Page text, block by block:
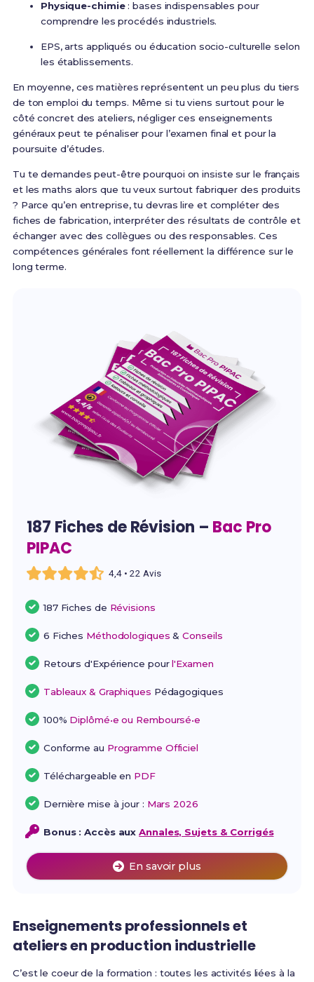
Physique-chimie: bases indispensables pour
comprendre les procédés industriels.
EPS, arts appliqués ou éducation socio-culturelle selon
les établissements.
En moyenne, ces matières représentent un peu plus du tiers
de ton emploi du temps. Même si tu viens surtout pour le
côté concret des ateliers, négliger ces enseignements
généraux peut te pénaliser pour l’examen final et pour la
poursuite d’études.
Tu te demandes peut-être pourquoi on insiste sur le français
et les maths alors que tu veux surtout fabriquer des produits
? Parce qu’en entreprise, tu devras lire et compléter des
fiches de fabrication, interpréter des résultats de contrôle et
échanger avec des collègues ou des responsables. Ces
compétences générales font réellement la différence sur le
long terme.
187 Fiches de Révision – Bac Pro
PIPAC
4,4 • 22 Avis
187 Fiches de Révisions
6 Fiches Méthodologiques &Conseils
Retours d'Expérience pourl'Examen
Tableaux & Graphiques Pédagogiques
100% Diplômé•e ou Remboursé•e
Conforme au Programme Officiel
Téléchargeable en PDF
Dernière mise à jour : Mars 2026
Bonus : Accès auxAnnales, Sujets & Corrigés
En savoir plus
Enseignements professionnels et
ateliers en production industrielle
C’est le coeur de la formation : toutes les activités liées à la